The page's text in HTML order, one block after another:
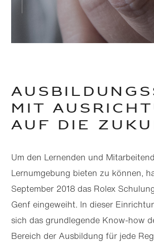
mit
auf die
Um den Lernenden und
Lernumgebung bieten zu können,
September 2018 das Rolex
Genf eingeweiht. In dieser
sich das grundlegende Know-how
Bereich der Ausbildung für jede